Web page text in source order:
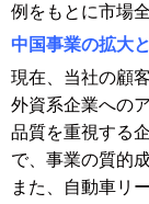
例をもとに市場
中国事業の拡大
現在、当社の顧
外資系企業への
品質を重視する
で、事業の質的
また、自動車リ